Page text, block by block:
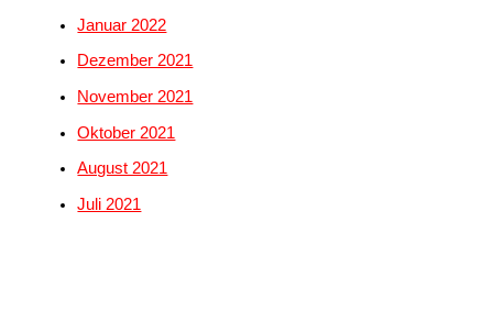
Januar 2022
Dezember 2021
November 2021
Oktober 2021
August 2021
Juli 2021